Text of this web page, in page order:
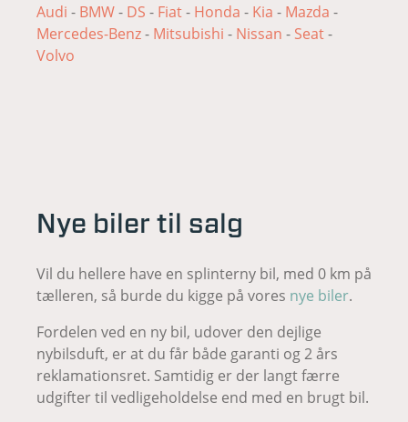
Audi - BMW- DS - Fiat- Honda - Kia - Mazda -
Mercedes-Benz- Mitsubishi - Nissan - Seat-
Volvo
Nye biler til salg
Vil du hellere have en splinterny bil, med 0 km på
tælleren, så burde du kigge på vores nye biler.
Fordelen ved en ny bil, udover den dejlige
nybilsduft, er at du får både garanti og 2 års
reklamationsret. Samtidig er der langt færre
udgifter til vedligeholdelse end med en brugt bil.